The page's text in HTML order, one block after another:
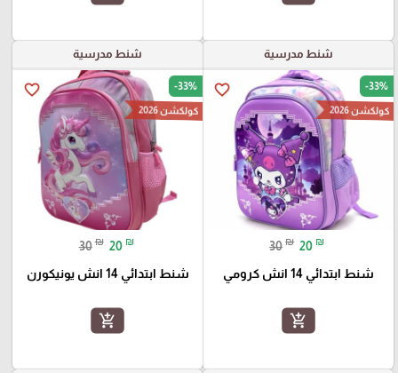
شنط مدرسية
favorite_border -33%
كولكشن 2026
30 ₪ 20 ₪
شنط ابتدائي 14 انش كرومي
add_shopping_cart
شنط مدرسية
favorite_border -33%
كولكشن 2026
30 ₪ 20 ₪
شنط ابتدائي 14 انش يونيكورن
add_shopping_cart